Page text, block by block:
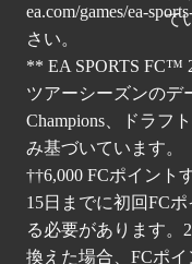
ea.com/games/ea-
さい。
** EA SPORTS FC™
ツアーシーズンのデ
Champions、ドラフ
み基づいています。
††6,000 FCポイント
15日までに初回FC
る必要があります。
換えた場合、FCポイ